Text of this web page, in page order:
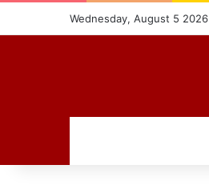
Wednesday, August 5 2026